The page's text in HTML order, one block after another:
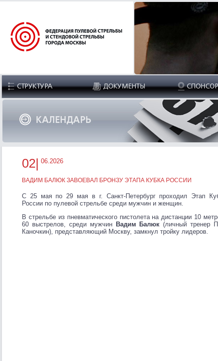
02| 06.2026
ВАДИМ БАЛЮК ЗАВОЕВАЛ БРОНЗУ ЭТАПА КУБКА РОССИИ
С 25 мая по 29 мая в г. Санкт-Петербург проходил Этап
России по пулевой стрельбе среди мужчин и женщин.
В стрельбе из пневматического пистолета на дистанции 10
60 выстрелов, среди мужчин Вадим Балюк(личный тренер
Каночкин), представляющий Москву, замкнул тройку лидеров.